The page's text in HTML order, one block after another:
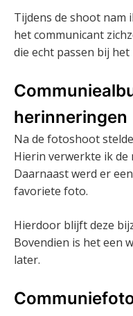
Tijdens de shoot nam
het communicant
die echt passen bij het
herinneringen
Na de fotoshoot
Hierin verwerkte ik de
Daarnaast werd er
favoriete foto.
Hierdoor blijft deze
Bovendien is het een
later.